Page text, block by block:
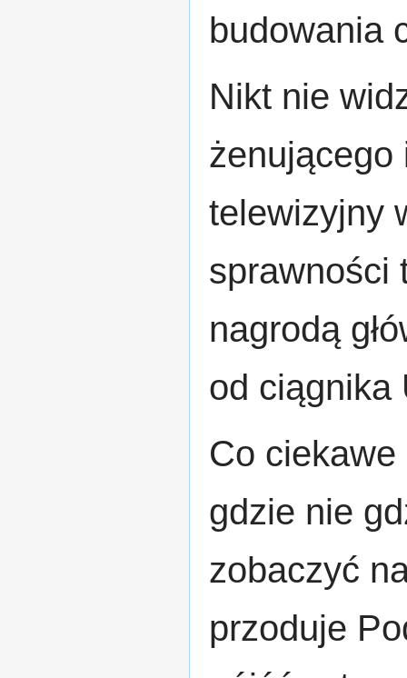
budowania
Nikt nie
żenującego
telewizyjny
sprawności
nagrodą
od ciągnika
Co ciekawe
gdzie nie
zobaczyć
przoduje